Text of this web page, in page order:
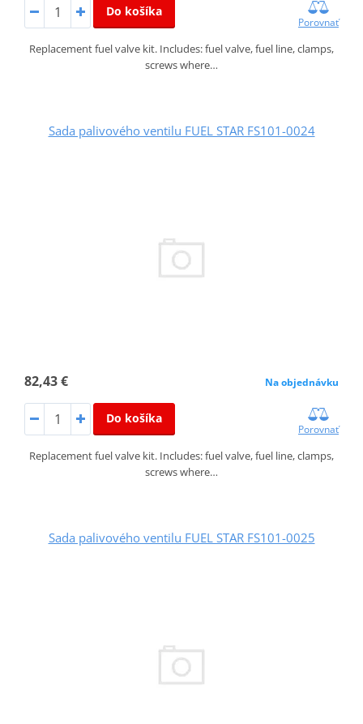
Do košíka
Porovnať
Replacement fuel valve kit. Includes: fuel valve, fuel line, clamps,
screws where…
Sada palivového ventilu FUEL STAR FS101-0024
82,43 € Na objednávku
Do košíka
Porovnať
Replacement fuel valve kit. Includes: fuel valve, fuel line, clamps,
screws where…
Sada palivového ventilu FUEL STAR FS101-0025